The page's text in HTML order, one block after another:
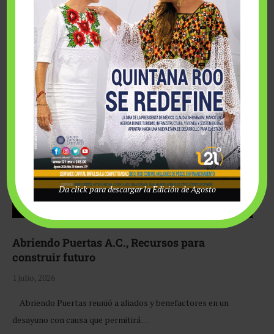
Fairmont Mayakoba y Make-A-Wish México unieron
esfuerzos para hacer realidad el deseo de una …
Abriendo Puertas A.C., Recursos para
construir futuro
1 julio, 2026
Abriendo Puertas reunió a aliados y benefactores en un
desayuno con causa que permitirá …
Da click para descargar la Edición de Agosto